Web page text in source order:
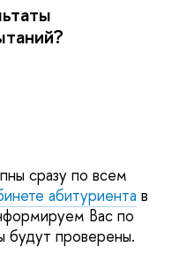
сразу по всем
абитуриента в
Вас по
будут проверены.